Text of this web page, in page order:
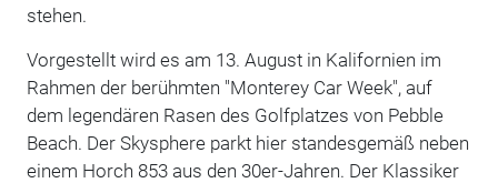
stehen.
Vorgestellt wird es am 13. August in Kalifornien im
Rahmen der berühmten "Monterey Car Week", auf
dem legendären Rasen des Golfplatzes von Pebble
Beach. Der Skysphere parkt hier standesgemäß neben
einem Horch 853 aus den 30er-Jahren. Der Klassiker